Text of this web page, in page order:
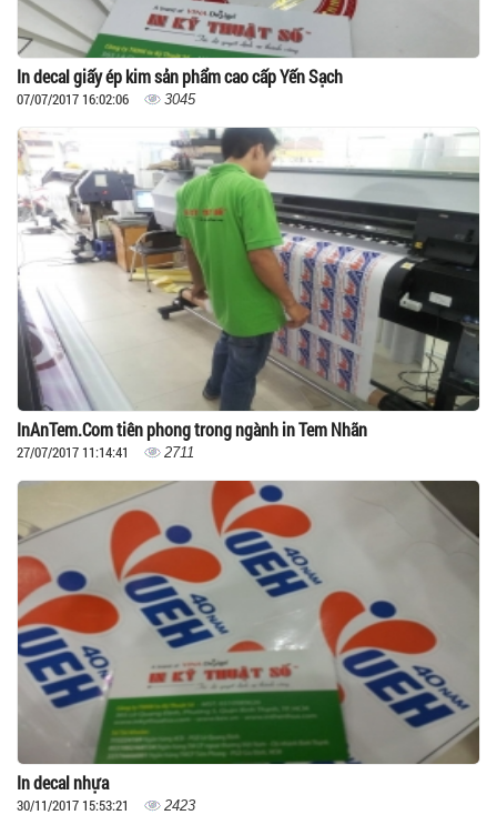
In decal giấy ép kim sản phẩm cao cấp Yến Sạch
07/07/2017 16:02:06 3045
InAnTem.Com tiên phong trong ngành in Tem Nhãn
27/07/2017 11:14:41 2711
In decal nhựa
30/11/2017 15:53:21 2423